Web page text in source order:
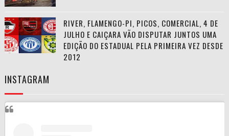
RIVER, FLAMENGO-PI, PICOS, COMERCIAL, 4 DE
JULHO E CAIÇARA VÃO DISPUTAR JUNTOS UMA
EDIÇÃO DO ESTADUAL PELA PRIMEIRA VEZ DESDE
2012
INSTAGRAM